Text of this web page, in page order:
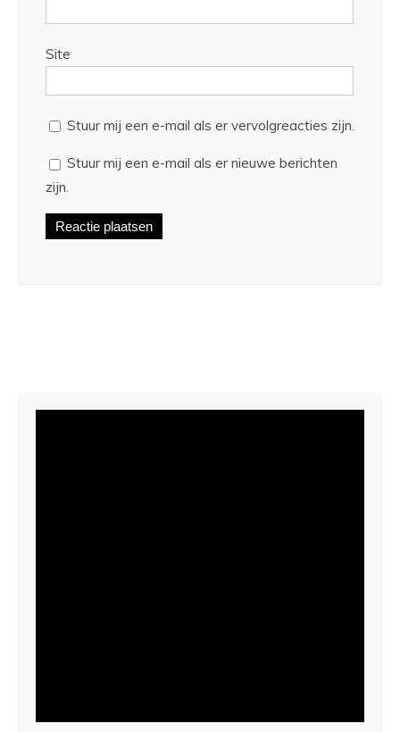
Site
Stuur mij een e-mail als er vervolgreacties zijn.
Stuur mij een e-mail als er nieuwe berichten
zijn.